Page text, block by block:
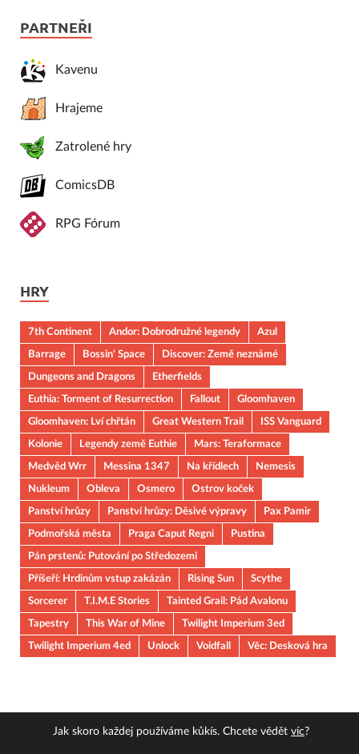
PARTNEŘI
Kavenu
Hrajeme
Zatrolené hry
ComicsDB
RPG Fórum
HRY
7th Continent Andor: Dobrodružné legendy
Azul
Barrage
Bossin' Space
Discover: Země neznámé
Dungeons and Dragons
Etherfields
Euthia: Torment of Resurrection
Fallout
Gloomhaven
Gloomhaven: Lví chřtán
Great Western Trail
ISS Vanguard
Kolonie
Legendy země Euthie
Mars: Teraformace
Medvěd Wrr
Messina 1347 Na křídlech
Nemesis
Nukleum
Obleva Osmero
Ostrov koček
Panství hrůzy
Panství hrůzy: Děsivé výpravy
Pax Pamir
Podmořská města
Praga Caput Regni
Pustina
Pán prstenů: Putování po Středozemi
Příšeří: Hrdinům vstup zakázán
Rising Sun
Scythe
Sorcerer
T.I.M.E Stories
Tainted Grail: Pád Avalonu
Tapestry
This War of Mine
Twilight Imperium 3ed
Twilight Imperium 4ed
Unlock Voidfall Věc: Desková hra
Jak skoro každej používáme kůkís. Chcete vědět víc?